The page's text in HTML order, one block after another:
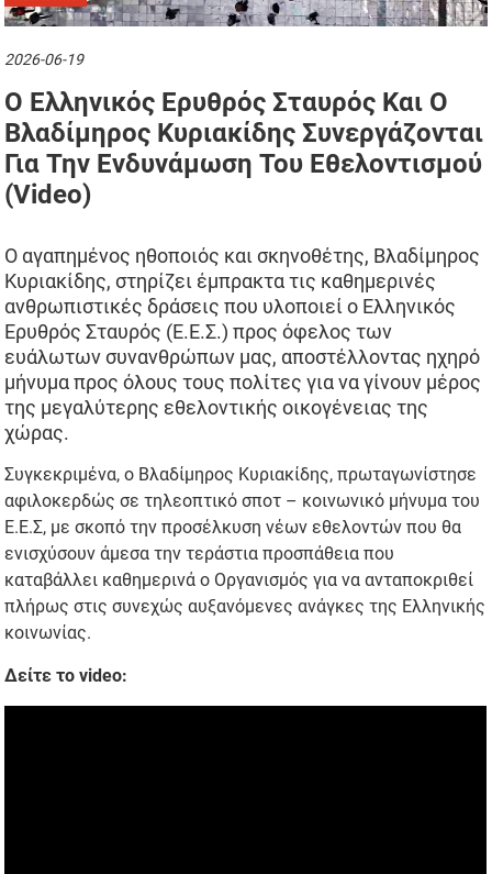
2026-06-19
Ο Ελληνικός Ερυθρός Σταυρός Και Ο
Βλαδίμηρος Κυριακίδης Συνεργάζονται
Για Την Ενδυνάμωση Του Εθελοντισμού
(video)
Ο αγαπημένος ηθοποιός και σκηνοθέτης, Βλαδίμηρος
Κυριακίδης, στηρίζει έμπρακτα τις καθημερινές
ανθρωπιστικές δράσεις που υλοποιεί ο Ελληνικός
Ερυθρός Σταυρός (Ε.Ε.Σ.) προς όφελος των
ευάλωτων συνανθρώπων μας, αποστέλλοντας ηχηρό
μήνυμα προς όλους τους πολίτες για να γίνουν μέρος
της μεγαλύτερης εθελοντικής οικογένειας της
χώρας.
Συγκεκριμένα, ο Βλαδίμηρος Κυριακίδης, πρωταγωνίστησε
αφιλοκερδώς σε τηλεοπτικό σποτ – κοινωνικό μήνυμα του
Ε.Ε.Σ, με σκοπό την προσέλκυση νέων εθελοντών που θα
ενισχύσουν άμεσα την τεράστια προσπάθεια που
καταβάλλει καθημερινά ο Οργανισμός για να ανταποκριθεί
πλήρως στις συνεχώς αυξανόμενες ανάγκες της Ελληνικής
κοινωνίας.
Δείτε το video: